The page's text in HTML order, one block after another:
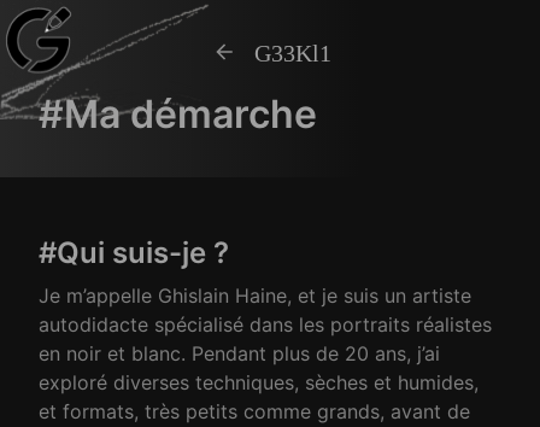
G33Kl1
#Ma démarche
#Qui suis-je ?
Je m’appelle Ghislain Haine, et je suis un artiste
autodidacte spécialisé dans les portraits réalistes
en noir et blanc. Pendant plus de 20 ans, j’ai
exploré diverses techniques, sèches et humides,
et formats, très petits comme grands, avant de